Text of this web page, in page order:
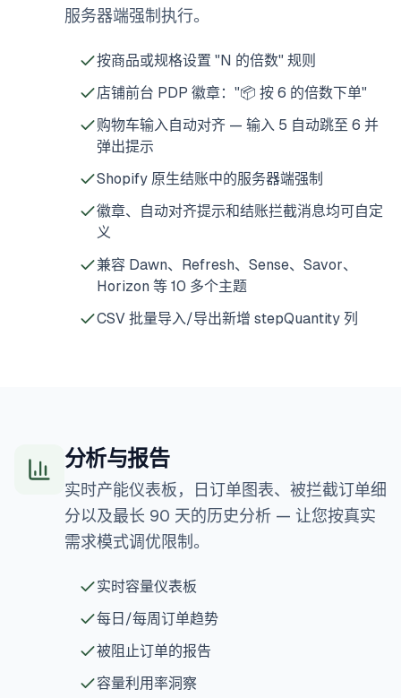
服务器端强制执行。
按商品或规格设置 "N 的倍数" 规则
店铺前台 PDP 徽章："📦 按 6 的倍数下单"
购物车输入自动对齐 — 输入 5 自动跳至 6 并
弹出提示
Shopify 原生结账中的服务器端强制
徽章、自动对齐提示和结账拦截消息均可自定
义
兼容 Dawn、Refresh、Sense、Savor、
Horizon 等 10 多个主题
CSV 批量导入/导出新增 stepQuantity 列
分析与报告
实时产能仪表板，日订单图表、被拦截订单细
分以及最长 90 天的历史分析 — 让您按真实
需求模式调优限制。
实时容量仪表板
每日/每周订单趋势
被阻止订单的报告
容量利用率洞察